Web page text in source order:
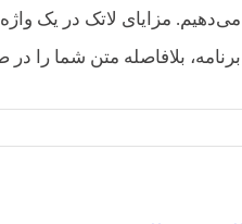
می‌دهیم. مزایای لاتک در یک
برنامه، بلافاصله متن شما را